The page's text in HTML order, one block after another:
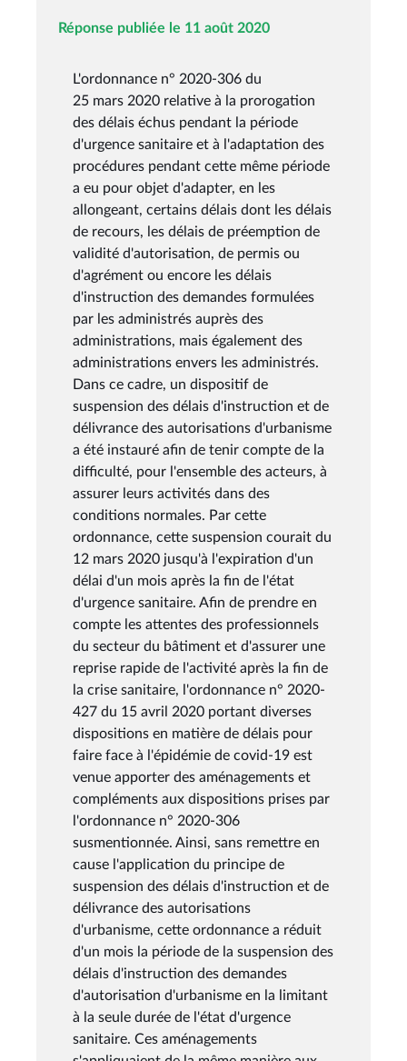
Réponse publiée le 11 août 2020
L'ordonnance n° 2020-306 du
25 mars 2020 relative à la prorogation
des délais échus pendant la période
d'urgence sanitaire et à l'adaptation des
procédures pendant cette même période
a eu pour objet d'adapter, en les
allongeant, certains délais dont les délais
de recours, les délais de préemption de
validité d'autorisation, de permis ou
d'agrément ou encore les délais
d'instruction des demandes formulées
par les administrés auprès des
administrations, mais également des
administrations envers les administrés.
Dans ce cadre, un dispositif de
suspension des délais d'instruction et de
délivrance des autorisations d'urbanisme
a été instauré afin de tenir compte de la
difficulté, pour l'ensemble des acteurs, à
assurer leurs activités dans des
conditions normales. Par cette
ordonnance, cette suspension courait du
12 mars 2020 jusqu'à l'expiration d'un
délai d'un mois après la fin de l'état
d'urgence sanitaire. Afin de prendre en
compte les attentes des professionnels
du secteur du bâtiment et d'assurer une
reprise rapide de l'activité après la fin de
la crise sanitaire, l'ordonnance n° 2020-
427 du 15 avril 2020 portant diverses
dispositions en matière de délais pour
faire face à l'épidémie de covid-19 est
venue apporter des aménagements et
compléments aux dispositions prises par
l'ordonnance n° 2020-306
susmentionnée. Ainsi, sans remettre en
cause l'application du principe de
suspension des délais d'instruction et de
délivrance des autorisations
d'urbanisme, cette ordonnance a réduit
d'un mois la période de la suspension des
délais d'instruction des demandes
d'autorisation d'urbanisme en la limitant
à la seule durée de l'état d'urgence
sanitaire. Ces aménagements